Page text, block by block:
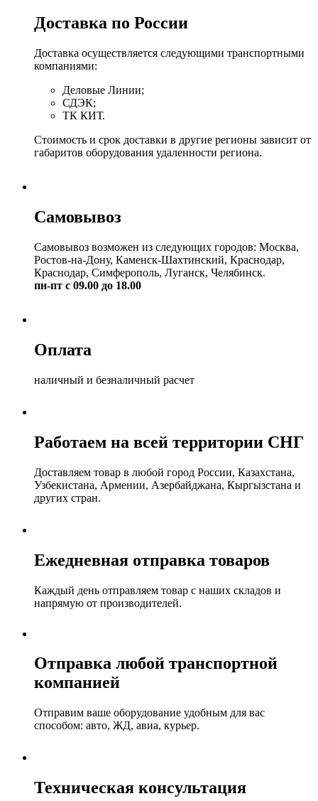
Доставка по России
Доставка осуществляется следующими транспортными
компаниями:
Деловые Линии;
СДЭК;
ТК КИТ.
Стоимость и срок доставки в другие регионы зависит от
габаритов оборудования удаленности региона.
Самовывоз
Самовывоз возможен из следующих городов: Москва,
Ростов-на-Дону, Каменск-Шахтинский, Краснодар,
Краснодар, Симферополь, Луганск, Челябинск.
пн-пт с 09.00 до 18.00
Оплата
наличный и безналичный расчет
Работаем на всей территории СНГ
Доставляем товар в любой город России, Казахстана,
Узбекистана, Армении, Азербайджана, Кыргызстана и
других стран.
Ежедневная отправка товаров
Каждый день отправляем товар с наших складов и
напрямую от производителей.
Отправка любой транспортной
компанией
Отправим ваше оборудование удобным для вас
способом: авто, ЖД, авиа, курьер.
Техническая консультация